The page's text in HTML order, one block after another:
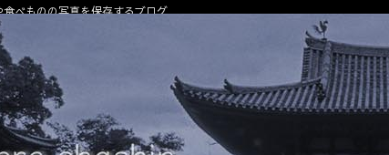
べものの写真を保存するブログ